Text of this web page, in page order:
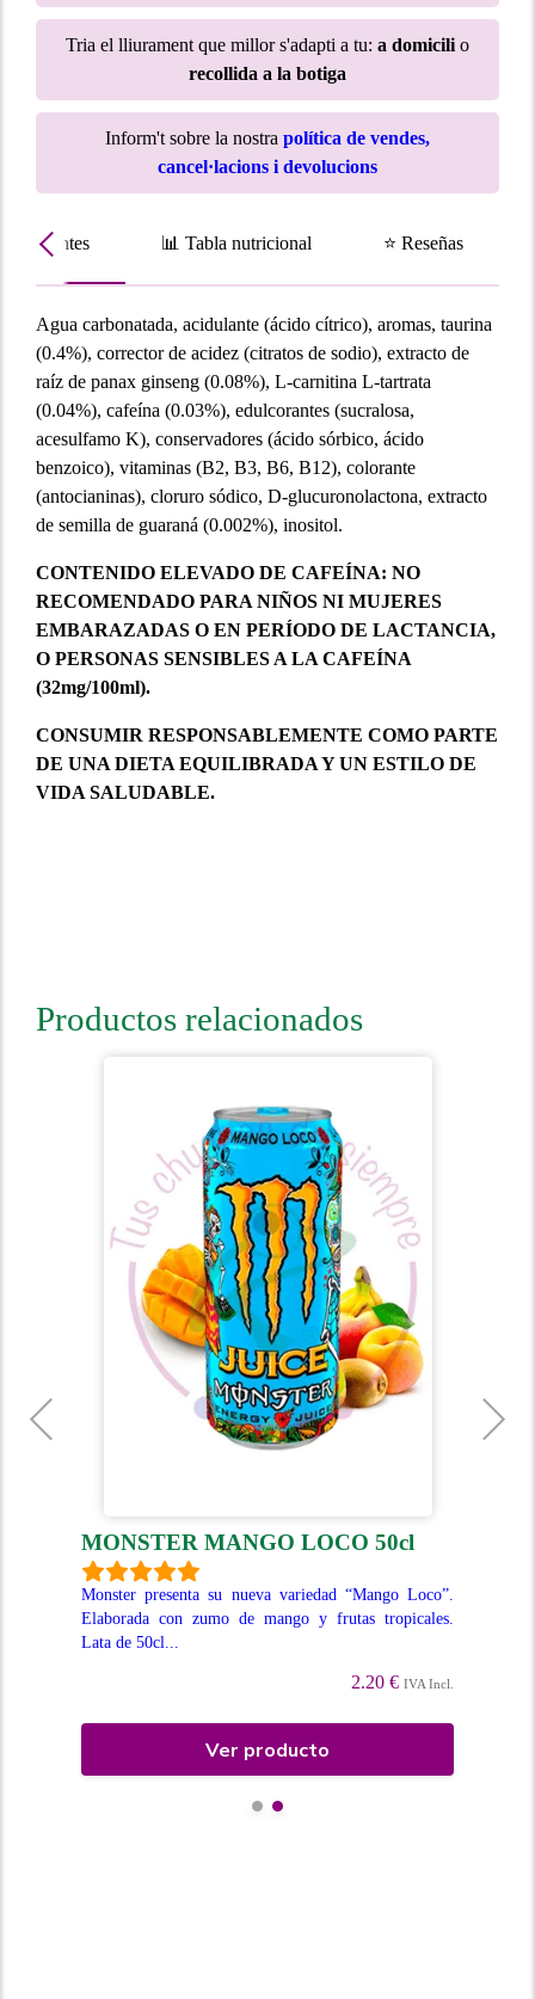
Tria el lliurament que millor s'adapti a tu: a domicili o
recollida a la botiga
Inform't sobre la nostra política de vendes,
cancel·lacions i devolucions
📊 Tabla nutricional ⭐ Reseñas
Agua carbonatada, acidulante (ácido cítrico), aromas, taurina
(0.4%), corrector de acidez (citratos de sodio), extracto de
raíz de panax ginseng (0.08%), L-carnitina L-tartrata
(0.04%), cafeína (0.03%), edulcorantes (sucralosa,
acesulfamo K), conservadores (ácido sórbico, ácido
benzoico), vitaminas (B2, B3, B6, B12), colorante
(antocianinas), cloruro sódico, D-glucuronolactona, extracto
de semilla de guaraná (0.002%), inositol.
CONTENIDO ELEVADO DE CAFEÍNA: NO
RECOMENDADO PARA NIÑOS NI MUJERES
EMBARAZADAS O EN PERÍODO DE LACTANCIA,
O PERSONAS SENSIBLES A LA CAFEÍNA
(32mg/100ml).
CONSUMIR RESPONSABLEMENTE COMO PARTE
DE UNA DIETA EQUILIBRADA Y UN ESTILO DE
VIDA SALUDABLE.
Productos relacionados
MONSTER MANGO LOCO 50cl
Monster presenta su nueva variedad “Mango Loco”.
Elaborada con zumo de mango y frutas tropicales.
Lata de 50cl...
2.20 € IVA Incl.
Ver producto